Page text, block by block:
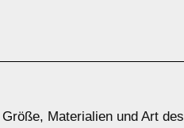
Materialien und Art des